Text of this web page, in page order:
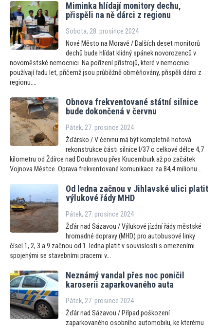
Miminka hlídají monitory dechu,
přispěli na ně dárci z regionu
Sobota, 28. prosince 2024
Nové Město na Moravě / Dalších deset monitorů
dechů bude hlídat klidný spánek novorozenců v
novoměstské nemocnici. Na pořízení přístrojů, které v nemocnici
používají řadu let, přičemž jsou průběžně obměňovány, přispěli dárci z
regionu....
Obnova frekventované státní silnice
bude dokončená v červnu
Pátek, 27. prosince 2024
Žďársko / V červnu má být kompletně hotová
rekonstrukce části silnice I/37 o celkové délce 4,7
kilometru od Ždírce nad Doubravou přes Krucemburk až po začátek
Vojnova Městce. Oprava frekventované komunikace za 84,4 milionu...
Od ledna začnou v Jihlavské ulici platit
výlukové řády MHD
Pátek, 27. prosince 2024
Žďár nad Sázavou / Výlukové jízdní řády městské
hromadné dopravy (MHD) pro autobusové linky
čísel 1, 2, 3 a 9 začnou od 1. ledna platit v souvislosti s omezeními
spojenými se stavebními pracemi v...
Neznámý vandal přes noc poničil
karoserii zaparkovaného auta
Pátek, 27. prosince 2024
Žďár nad Sázavou / Případ poškození
zaparkovaného osobního automobilu, ke kterému